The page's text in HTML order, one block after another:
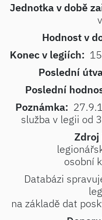
Jednotka v době
Hodnost v
Konec v legiích:
Poslední
Poslední
Poznámka:
služba v legii od
osobní
Databázi
na základě dat